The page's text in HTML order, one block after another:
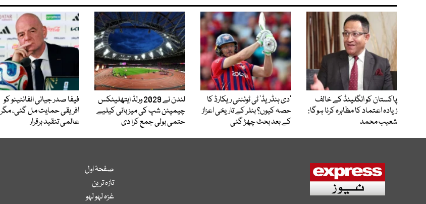
پاکستان کو انگلینڈ کے خالف
زیادہ اعتماد کا مظاہرہ کرنا ہوگا:
شعیب محمد
’دی ہنڈریڈ‘ ٹی ٹوئنٹی ریکارڈ کا
حصہ کیوں؟ بٹلر کے تاریخی اعزاز
کے بعد بحث چھڑ گئی
لندن نے 2029 ورلڈ ایتھلیٹکس
چیمپئن شپ کی میزبانی کیلیے
حتمی بولی جمع کرا دی
فیفا صدر جیانی انفانٹینو کو
افریقی حمایت مل گئی، مگر
عالمی تنقید برقرار
صفحۂ اول
تازہ ترین
غزہ لہو لہو